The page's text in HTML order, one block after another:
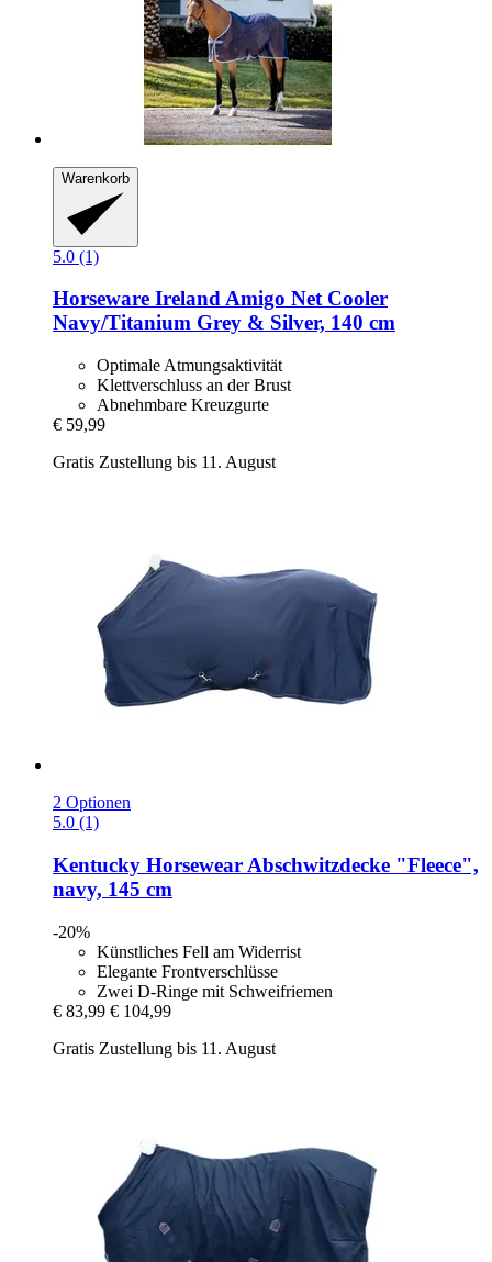
Warenkorb
5.0 (1)
Horseware IrelandAmigo Net Cooler
Navy/Titanium Grey & Silver, 140 cm
Optimale Atmungsaktivität
Klettverschluss an der Brust
Abnehmbare Kreuzgurte
€ 59,99
Gratis Zustellung bis 11. August
2 Optionen
5.0 (1)
Kentucky Horsewear Abschwitzdecke "Fleece",
navy, 145 cm
-20%
Künstliches Fell am Widerrist
Elegante Frontverschlüsse
Zwei D-Ringe mit Schweifriemen
€ 83,99 € 104,99
Gratis Zustellung bis 11. August